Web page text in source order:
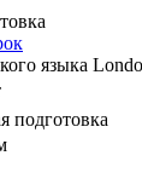
подготовка